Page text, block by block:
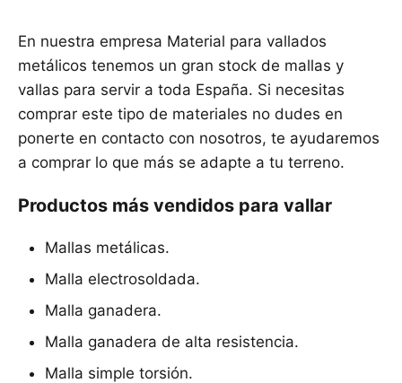
En nuestra empresa Material para vallados
metálicos tenemos un gran stock de mallas y
vallas para servir a toda España. Si necesitas
comprar este tipo de materiales no dudes en
ponerte en contacto con nosotros, te ayudaremos
a comprar lo que más se adapte a tu terreno.
Productos más vendidos para vallar
Mallas metálicas.
Malla electrosoldada.
Malla ganadera.
Malla ganadera de alta resistencia.
Malla simple torsión.